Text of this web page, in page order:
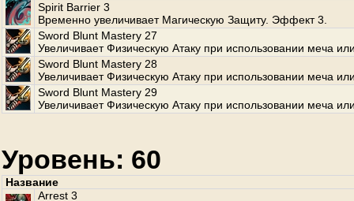
Spirit Barrier 3
Временно увеличивает Магическую Защиту. Эффект 3.
Sword Blunt Mastery 27
Увеличивает Физическую Атаку при использовании меча
Sword Blunt Mastery 28
Увеличивает Физическую Атаку при использовании меча
Sword Blunt Mastery 29
Увеличивает Физическую Атаку при использовании меча
Уровень: 60
Название
Arrest 3